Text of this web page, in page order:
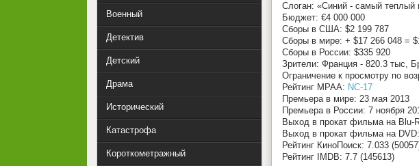
Слоган: «Синий - самый теплый
Бюджет: €4 000 000
Сборы в США: $2 199 787
Сборы в мире: + $17 266 048 =
Сборы в России: $335 920
Зрители: Франция - 820.3 тыс,
Ограничение к просмотру по
Рейтинг MPAA: NC-17
Премьера в мире: 23 мая 2013
Премьера в России: 7 ноября
Выход в прокат фильма на Blu-
Выход в прокат фильма на
Рейтинг КиноПоиск: 7.033
Рейтинг IMDB: 7.7 (145613)
Военный
Детектив
Детский
Драма
Исторический
Катастрофа
Короткометражный